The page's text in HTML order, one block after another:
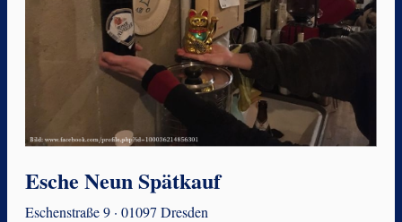
Esche Neun Spätkauf
Eschenstraße 9 · 01097 Dresden